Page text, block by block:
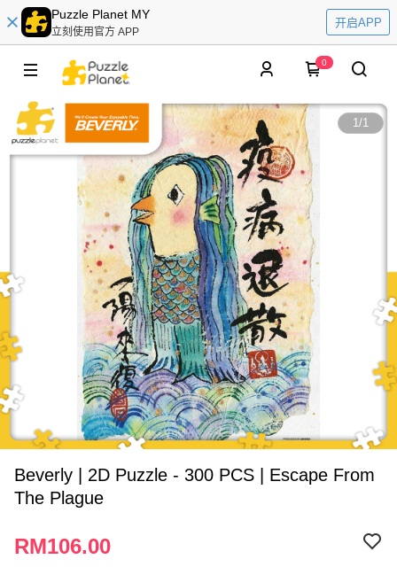
Puzzle Planet MY
立刻使用官方 APP
开启APP
0
1/1
Beverly | 2D Puzzle - 300 PCS | Escape From
The Plague
RM106.00